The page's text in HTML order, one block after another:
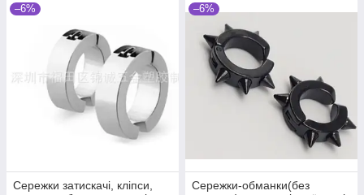
–6%
Сережки затискачі, кліпси,
–6%
Сережки-обманки(без